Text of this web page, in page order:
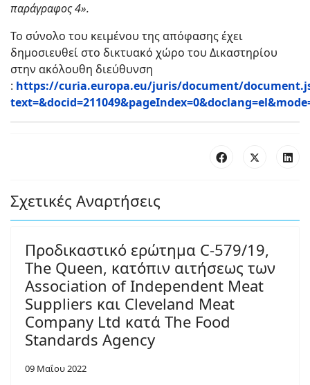
παράγραφος 4».
Το σύνολο του κειμένου της απόφασης έχει
δημοσιευθεί στο δικτυακό χώρο του Δικαστηρίου
στην ακόλουθη διεύθυνση
: https://curia.europa.eu/juris/document/
Σχετικές Αναρτήσεις
Προδικαστικό ερώτημα C-579/19,
The Queen, κατόπιν αιτήσεως των
Association of Independent Meat
Suppliers και Cleveland Meat
Company Ltd κατά The Food
Standards Agency
09 Μαΐου 2022